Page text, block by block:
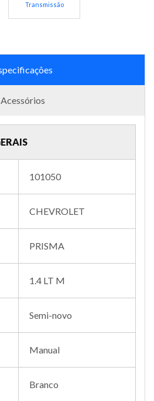
Transmissão
Acessórios
101050
CHEVROLET
PRISMA
1.4 LT M
Semi-novo
Manual
Branco